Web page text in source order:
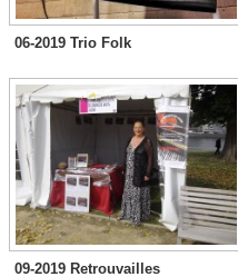
06-2019 Trio Folk
09-2019 Retrouvailles